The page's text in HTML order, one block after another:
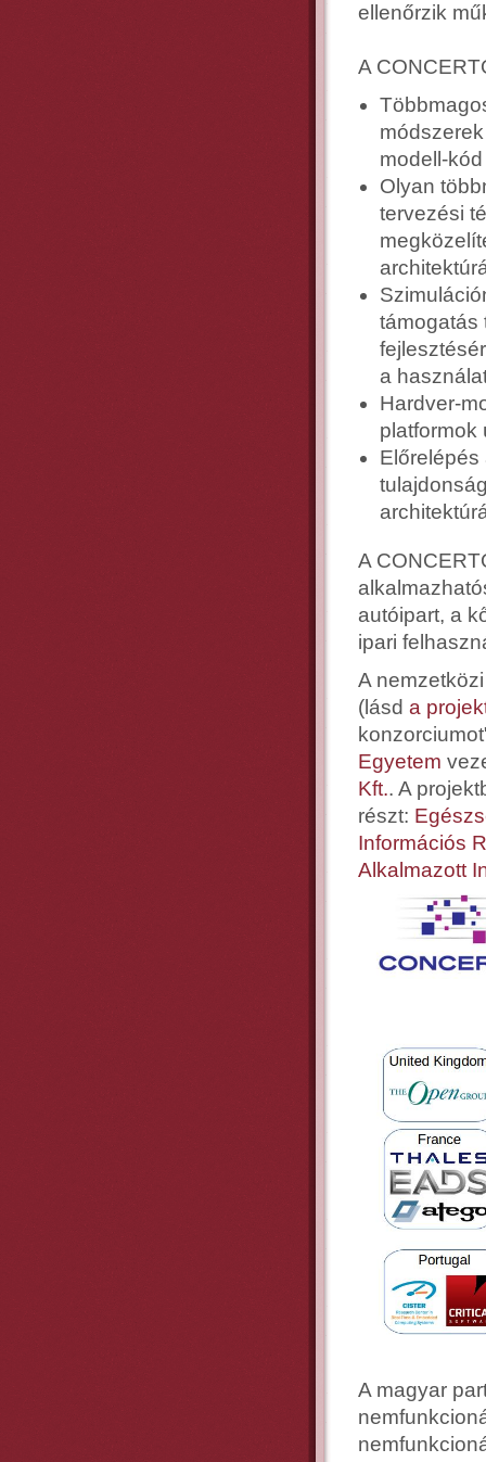
ellenőrzik
A
modell-
Olyan
tervezési
támogatás
a
Hardver-
platformok
A
autóipart, a
ipari
A
(lásd a
Egyetem
Kft.. A
részt:
Információs
Alkalmazott
A magyar